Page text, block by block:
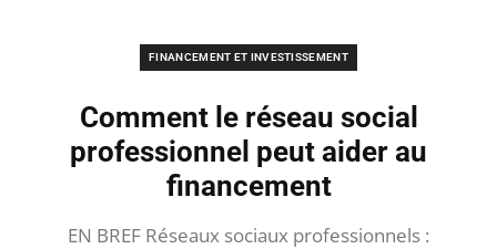
FINANCEMENT ET INVESTISSEMENT
Comment le réseau social
professionnel peut aider au
financement
EN BREF Réseaux sociaux professionnels :